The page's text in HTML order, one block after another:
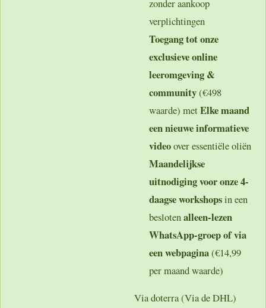
zonder aankoop
verplichtingen
Toegang tot onze
exclusieve online
leeromgeving &
community(€498
waarde) metElke maand
een nieuwe informatieve
videoover essentiële oliën
Maandelijkse
uitnodiging voor onze 4-
daagse workshopsin een
beslotenalleen-lezen
WhatsApp-groep of via
een webpagina(€14,99
per maand waarde)
Via doterra (Via de DHL)